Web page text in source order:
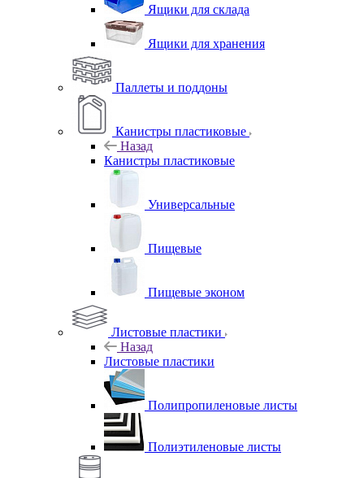
Ящики для склада
Ящики для хранения
Паллеты и поддоны
Канистры пластиковые
Назад
Канистры пластиковые
Универсальные
Пищевые
Пищевые эконом
Листовые пластики
Назад
Листовые пластики
Полипропиленовые листы
Полиэтиленовые листы